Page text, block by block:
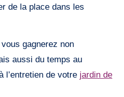
de la place dans les
gagnerez non
aussi du temps au
l’entretien de votre jardin de